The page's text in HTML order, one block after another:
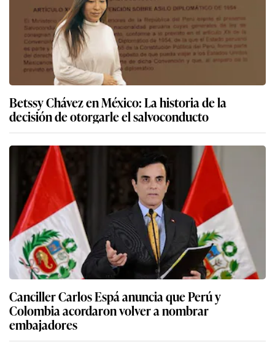
Betssy Chávez en México: La historia de la
decisión de otorgarle el salvoconducto
Canciller Carlos Espá anuncia que Perú y
Colombia acordaron volver a nombrar
embajadores